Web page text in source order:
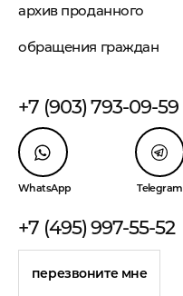
архив проданного
обращения граждан
+7 (903) 793-09-59
WhatsApp Telegram
+7 (495) 997-55-52
перезвоните мне